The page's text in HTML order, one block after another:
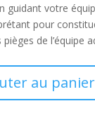
guidant votre
pour
de l’équipe
au panier